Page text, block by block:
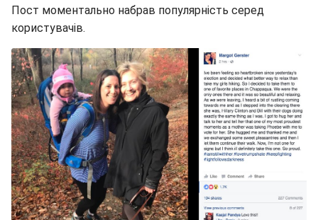
Пост моментально набрав популярність серед
користувачів.